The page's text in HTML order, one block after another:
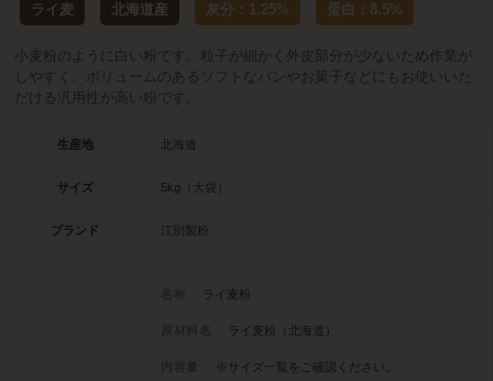
ライ麦 北海道産 灰分：1.25% 蛋白：8.5%
小麦粉のように白い粉です。粒子が細かく外皮部分が少ないため作業が
しやすく、ボリュームのあるソフトなパンやお菓子などにもお使いいた
だける汎用性が高い粉です。
生産地 北海道
サイズ 5kg（大袋）
ブランド 江別製粉
ライ麦粉
ライ麦粉（北海道）
※サイズ一覧をご確認ください。